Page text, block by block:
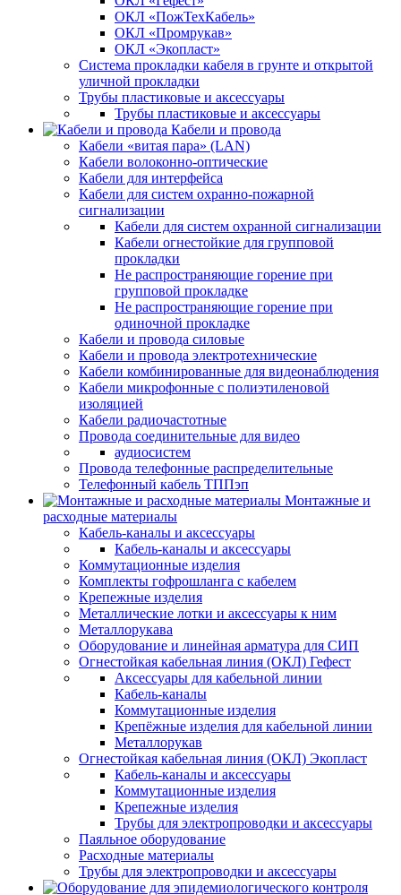
ОКЛ «ПожТехКабель»
ОКЛ «Промрукав»
ОКЛ «Экопласт»
Система прокладки кабеля в грунте и открытой
уличной прокладки
Трубы пластиковые и аксессуары
Трубы пластиковые и аксессуары
Кабели и провода
Кабели «витая пара» (LAN)
Кабели волоконно-оптические
Кабели для интерфейса
Кабели для систем охранно-пожарной
сигнализации
Кабели для систем охранной сигнализации
Кабели огнестойкие для групповой
прокладки
Не распространяющие горение при
групповой прокладке
Не распространяющие горение при
одиночной прокладке
Кабели и провода силовые
Кабели и провода электротехнические
Кабели комбинированные для видеонаблюдения
Кабели микрофонные с полиэтиленовой
изоляцией
Кабели радиочастотные
Провода соединительные для видео
аудиосистем
Провода телефонные распределительные
Телефонный кабель ТППэп
Монтажные и
расходные материалы
Кабель-каналы и аксессуары
Кабель-каналы и аксессуары
Коммутационные изделия
Комплекты гофрошланга с кабелем
Крепежные изделия
Металлические лотки и аксессуары к ним
Металлорукава
Оборудование и линейная арматура для СИП
Огнестойкая кабельная линия (ОКЛ) Гефест
Аксессуары для кабельной линии
Кабель-каналы
Коммутационные изделия
Крепёжные изделия для кабельной линии
Металлорукав
Огнестойкая кабельная линия (ОКЛ) Экопласт
Кабель-каналы и аксессуары
Коммутационные изделия
Крепежные изделия
Трубы для электропроводки и аксессуары
Паяльное оборудование
Расходные материалы
Трубы для электропроводки и аксессуары